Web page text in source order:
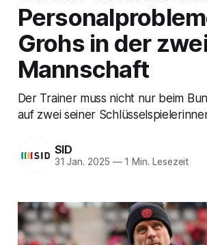
Grohs in der
Mannschaft
Der Trainer muss nicht nur beim
auf zwei seiner
SID
31 Jan. 2025 —1 Min. Lesezeit